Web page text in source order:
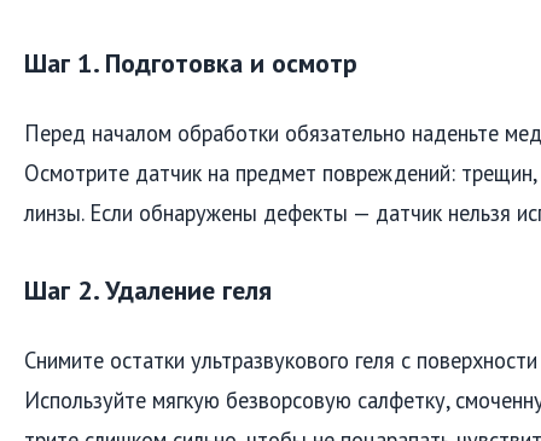
Шаг 1. Подготовка и осмотр
Перед началом обработки обязательно наденьте
Осмотрите датчик на предмет повреждений: трещин,
линзы. Если обнаружены дефекты — датчик нельзя
Шаг 2. Удаление геля
Снимите остатки ультразвукового геля с
Используйте мягкую безворсовую салфетку,